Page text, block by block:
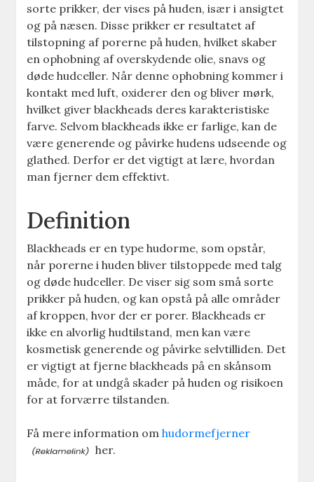
sorte prikker, der vises på huden, især i ansigtet
og på næsen. Disse prikker er resultatet af
tilstopning af porerne på huden, hvilket skaber
en ophobning af overskydende olie, snavs og
døde hudceller. Når denne ophobning kommer i
kontakt med luft, oxiderer den og bliver mørk,
hvilket giver blackheads deres karakteristiske
farve. Selvom blackheads ikke er farlige, kan de
være generende og påvirke hudens udseende og
glathed. Derfor er det vigtigt at lære, hvordan
man fjerner dem effektivt.
Definition
Blackheads er en type hudorme, som opstår,
når porerne i huden bliver tilstoppede med talg
og døde hudceller. De viser sig som små sorte
prikker på huden, og kan opstå på alle områder
af kroppen, hvor der er porer. Blackheads er
ikke en alvorlig hudtilstand, men kan være
kosmetisk generende og påvirke selvtilliden. Det
er vigtigt at fjerne blackheads på en skånsom
måde, for at undgå skader på huden og risikoen
for at forværre tilstanden.
Få mere information omhudormefjerner
her.